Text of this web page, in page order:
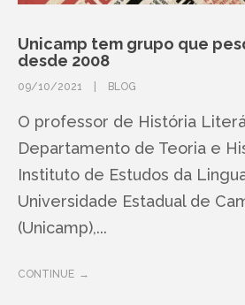
Unicamp tem grupo que
desde 2008
09/10/2021 BLOG
O professor de História
Departamento de Teoria e
Instituto de Estudos da
Universidade Estadual de
(Unicamp),...
CONTINUE